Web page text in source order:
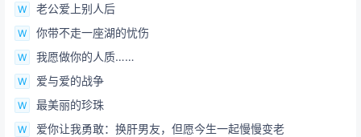
老公爱上别人后
你带不走一座湖的忧伤
我愿做你的人质……
爱与爱的战争
最美丽的珍珠
爱你让我勇敢：换肝男友，但愿今生一起慢慢变老